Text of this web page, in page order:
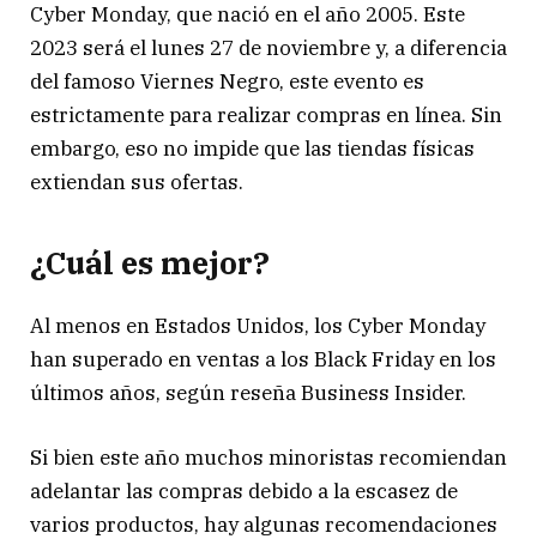
Cyber Monday, que nació en el año 2005. Este
2023 será el lunes 27 de noviembre y, a diferencia
del famoso Viernes Negro, este evento es
estrictamente para realizar compras en línea. Sin
embargo, eso no impide que las tiendas físicas
extiendan sus ofertas.
¿Cuál es mejor?
Al menos en Estados Unidos, los Cyber Monday
han superado en ventas a los Black Friday en los
últimos años, según reseña Business Insider.
Si bien este año muchos minoristas recomiendan
adelantar las compras debido a la escasez de
varios productos, hay algunas recomendaciones